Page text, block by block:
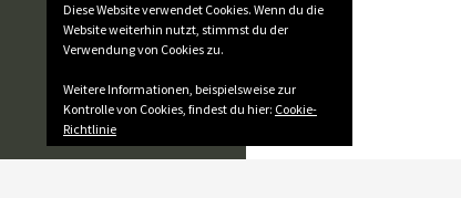
Diese Website verwendet Cookies. Wenn du die
Website weiterhin nutzt, stimmst du der
Verwendung von Cookies zu.
Weitere Informationen, beispielsweise zur
Kontrolle von Cookies, findest du hier: Cookie-
Richtlinie